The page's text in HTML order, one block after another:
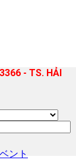
ント
- TS. HẢI